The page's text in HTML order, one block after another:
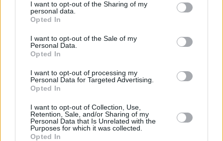
not limited to your visit or usage behaviour. You may click to
grant or deny consent to Google and its third-party tags to
use your data for below specified purposes in below Google
consent section.
I want to opt-out of the Sharing of my
personal data.
Opted In
I want to opt-out of the Sale of my
Personal Data.
Opted In
I want to opt-out of processing my
Personal Data for Targeted Advertising.
Opted In
I want to opt-out of Collection, Use,
Retention, Sale, and/or Sharing of my
Personal Data that Is Unrelated with the
Purposes for which it was collected.
Opted In
Hirdetés